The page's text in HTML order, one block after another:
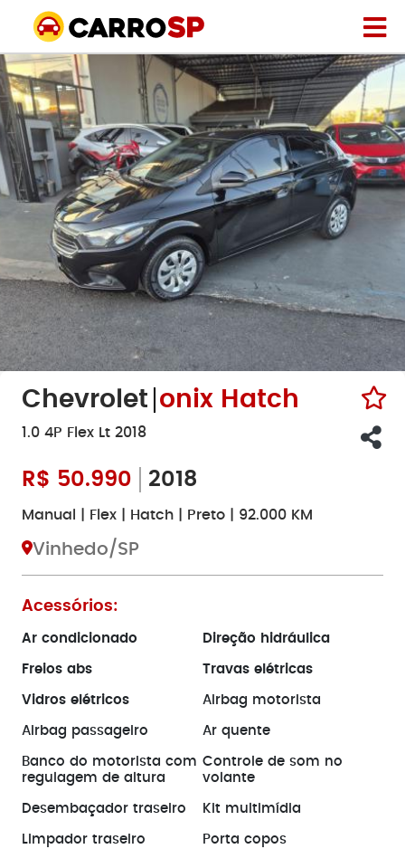
Chevrolet onix Hatch
1.0 4P Flex Lt 2018
R$ 50.990 2018
Manual | Flex | Hatch | Preto | 92.000 KM
Vinhedo/SP
Acessórios:
Ar condicionado Direção hidráulica
Freios abs Travas elétricas
Vidros elétricos Airbag motorista
Airbag passageiro Ar quente
Banco do motorista com
regulagem de altura
Controle de som no
volante
Desembaçador traseiro Kit multimídia
Limpador traseiro Porta copos